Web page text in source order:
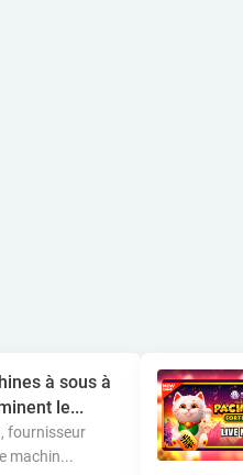
à sous à
le...
fournisseur
machin...